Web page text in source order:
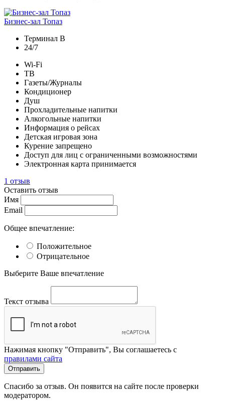
Бизнес-зал Топаз
Терминал B
24/7
Wi-Fi
ТВ
Газеты/Журналы
Кондиционер
Душ
Прохладительные напитки
Алкогольные напитки
Информация о рейсах
Детская игровая зона
Курение запрещено
Доступ для лиц с ограниченными возможностями
Электронная карта принимается
1 отзыв
Оставить отзыв
Имя
Email
Общее впечатление:
Положительное
Отрицательное
Выберите Ваше впечатление
Текст отзыва
Нажимая кнопку "Отправить", Вы соглашаетесь с
правилами сайта
Отправить
Спасибо за отзыв. Он появится на сайте после проверки
модератором.